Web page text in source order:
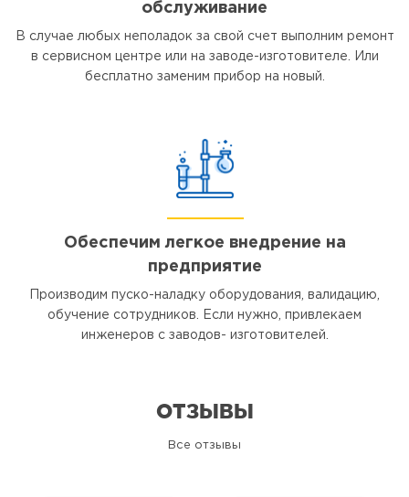
обслуживание
В случае любых неполадок за свой счет выполним ремонт
в сервисном центре или на заводе-изготовителе. Или
бесплатно заменим прибор на новый.
Обеспечим легкое внедрение на
предприятие
Производим пуско-наладку оборудования, валидацию,
обучение сотрудников. Если нужно, привлекаем
инженеров с заводов- изготовителей.
ОТЗЫВЫ
Все отзывы